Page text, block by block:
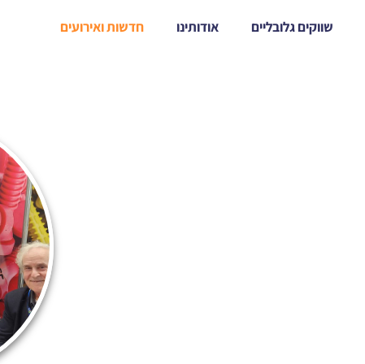
שווקים גלובליים אודותינו חדשות ואירועים